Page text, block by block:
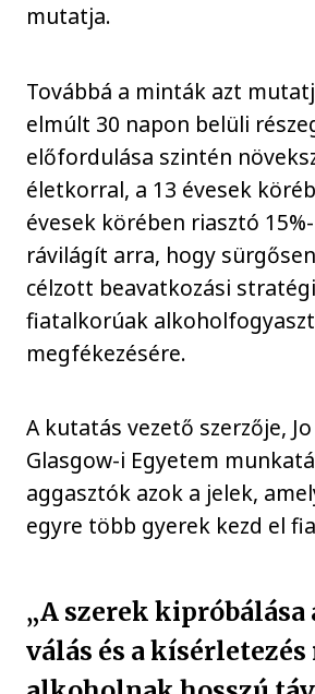
mutatja.
Továbbá a minták azt
elmúlt 30 napon belüli
előfordulása szintén
életkorral, a 13 évesek
évesek körében riasztó
rávilágít arra, hogy
célzott beavatkozási
fiatalkorúak
megfékezésére.
A kutatás vezető szerzője,
Glasgow-i Egyetem
aggasztók azok a jelek,
egyre több gyerek kezd el
„A szerek
válás és a kísérletezés